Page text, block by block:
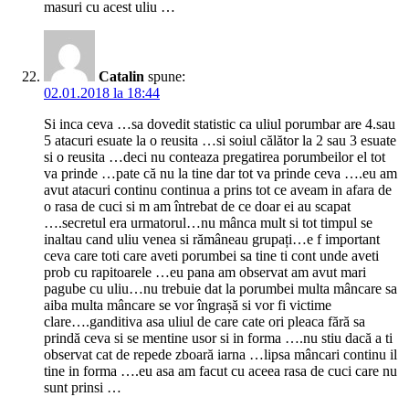
masuri cu acest uliu …
Catalin spune:
02.01.2018 la 18:44
Si inca ceva …sa dovedit statistic ca uliul porumbar are 4.sau
5 atacuri esuate la o reusita …si soiul călător la 2 sau 3 esuate
si o reusita …deci nu conteaza pregatirea porumbeilor el tot
va prinde …pate că nu la tine dar tot va prinde ceva ….eu am
avut atacuri continu continua a prins tot ce aveam in afara de
o rasa de cuci si m am întrebat de ce doar ei au scapat
….secretul era urmatorul…nu mânca mult si tot timpul se
inaltau cand uliu venea si rămâneau grupați…e f important
ceva care toti care aveti porumbei sa tine ti cont unde aveti
prob cu rapitoarele …eu pana am observat am avut mari
pagube cu uliu…nu trebuie dat la porumbei multa mâncare sa
aiba multa mâncare se vor îngrașă si vor fi victime
clare….ganditiva asa uliul de care cate ori pleaca fără sa
prindă ceva si se mentine usor si in forma ….nu stiu dacă a ti
observat cat de repede zboară iarna …lipsa mâncari continu il
tine in forma ….eu asa am facut cu aceea rasa de cuci care nu
sunt prinsi …